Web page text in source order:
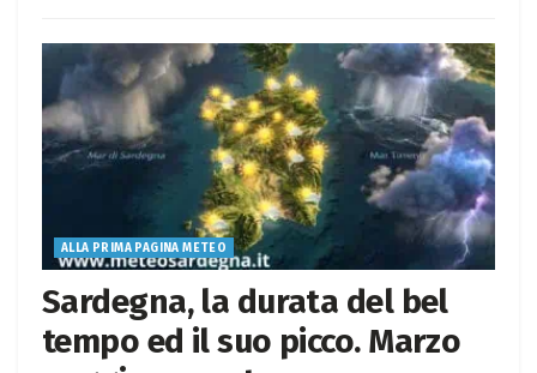
ALLA PRIMA PAGINA METEO
Sardegna, la durata del bel
tempo ed il suo picco. Marzo